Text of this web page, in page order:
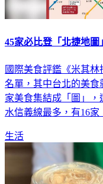
45家必比登「北捷地
國際美食評鑑《米其
名單，其中台北的美食
家美食集結成「圖」，
水信義線最多，有16家
生活